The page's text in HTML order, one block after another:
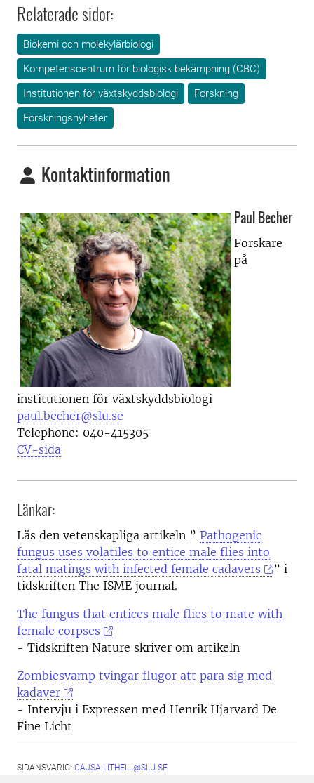
Relaterade sidor:
Biokemi och molekylärbiologi
Kompetenscentrum för biologisk bekämpning (CBC)
Institutionen för växtskyddsbiologi
Forskning
Forskningsnyheter
Kontaktinformation
Paul Becher
Forskare
på
institutionen för växtskyddsbiologi
paul.becher@slu.se
Telephone: 040-415305
CV-sida
Länkar:
Läs den vetenskapliga artikeln ” Pathogenic
fungus uses volatiles to entice male flies into
fatal matings with infected female cadavers
” i
tidskriften The ISME journal.
The fungus that entices male flies to mate with
female corpses
- Tidskriften Nature skriver om artikeln
Zombiesvamp tvingar flugor att para sig med
kadaver
- Intervju i Expressen med Henrik Hjarvard De
Fine Licht
SIDANSVARIG: CAJSA.LITHELL@SLU.SE